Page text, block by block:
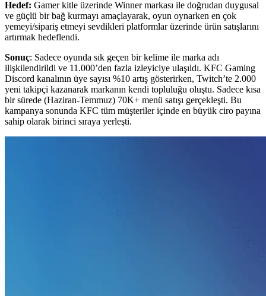
Hedef: Gamer kitle üzerinde Winner markası ile doğrudan duygusal
ve güçlü bir bağ kurmayı amaçlayarak, oyun oynarken en çok
yemeyi/sipariş etmeyi sevdikleri platformlar üzerinde ürün satışlarını
artırmak hedeflendi.
Sonuç: Sadece oyunda sık geçen bir kelime ile marka adı
ilişkilendirildi ve 11.000’den fazla izleyiciye ulaşıldı. KFC Gaming
Discord kanalının üye sayısı %10 artış gösterirken, Twitch’te 2.000
yeni takipçi kazanarak markanın kendi topluluğu oluştu. Sadece kısa
bir sürede (Haziran-Temmuz) 70K+ menü satışı gerçekleşti. Bu
kampanya sonunda KFC tüm müşteriler içinde en büyük ciro payına
sahip olarak birinci sıraya yerleşti.